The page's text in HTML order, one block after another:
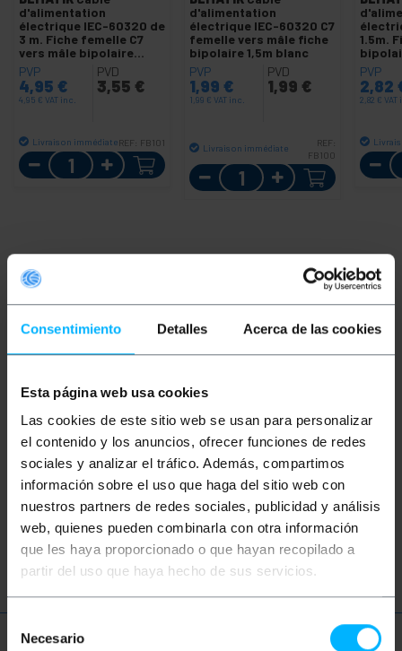
Consentimiento Detalles Acerca de las cookies
Esta página web usa cookies
Las cookies de este sitio web se usan para personalizar
el contenido y los anuncios, ofrecer funciones de redes
sociales y analizar el tráfico. Además, compartimos
información sobre el uso que haga del sitio web con
nuestros partners de redes sociales, publicidad y análisis
web, quienes pueden combinarla con otra información
que les haya proporcionado o que hayan recopilado a
partir del uso que haya hecho de sus servicios.
Necesario
d'alimentation
électrique IEC-60320 de
3 m. Fiche femelle C7
vers mâle bipolaire
coudé
PVP
4,95 €
4,95 € VAT inc.
PVD
3,55 €
Livraison immédiateREF: FB101
Quantité
d'alimentation
électrique IEC-60320 C7
femelle vers mâle fiche
bipolaire 1,5m blanc
PVP
1,99 €
1,99 € VAT inc.
PVD
1,99 €
Livraison immédiate
REF:
FB100
Quantité
1.5m.
PVP
2,82
2,82 € VAT
Mots clés
Vous n'avez pas trouvé ce que vous
cherchiez? Ces sujets pourraient vous aider
cordon d'alimentation
électrique alimentation pc
ordinateur électricité câble
électronique électricien courant
tension